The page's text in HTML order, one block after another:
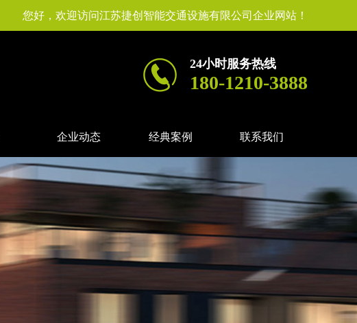
您好，欢迎访问江苏捷创智能交通设施有限公司企业网站！
24小时服务热线
180-1210-3888
企业动态 经典案例 联系我们